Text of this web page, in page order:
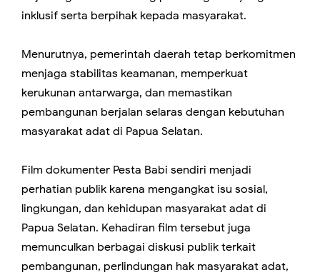
inklusif serta berpihak kepada masyarakat.
Menurutnya, pemerintah daerah tetap berkomitmen
menjaga stabilitas keamanan, memperkuat
kerukunan antarwarga, dan memastikan
pembangunan berjalan selaras dengan kebutuhan
masyarakat adat di Papua Selatan.
Film dokumenter Pesta Babi sendiri menjadi
perhatian publik karena mengangkat isu sosial,
lingkungan, dan kehidupan masyarakat adat di
Papua Selatan. Kehadiran film tersebut juga
memunculkan berbagai diskusi publik terkait
pembangunan, perlindungan hak masyarakat adat,